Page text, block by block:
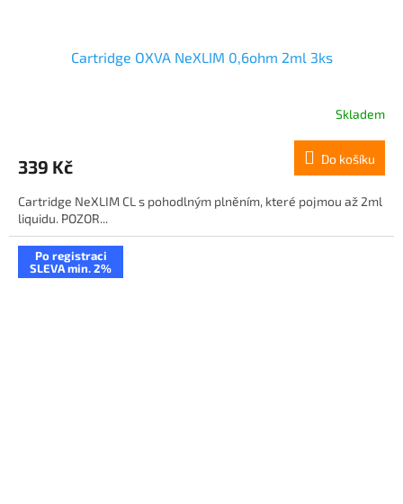
Cartridge OXVA NeXLIM 0,6ohm 2ml 3ks
Skladem
339 Kč Do košíku
Cartridge NeXLIM CL s pohodlným plněním, které pojmou až 2ml
liquidu. POZOR...
Po registraci
SLEVA min. 2%